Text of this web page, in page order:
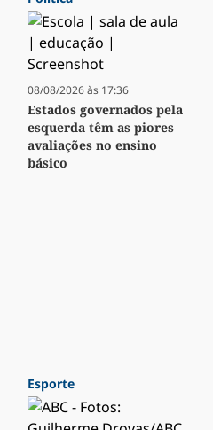
08/08/2026 às 17:36
Estados governados pela
esquerda têm as piores
avaliações no ensino
básico
Esporte